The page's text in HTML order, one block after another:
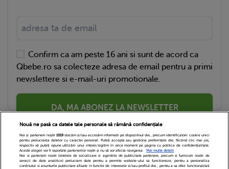
Confirm ca am peste 16 ani si sunt de acord ca
Qbebe.ro sa colecteze adresa de email pentru a primi
newslettere si e-mail-uri promotionale.
DA, MA ABONEZ LA NEWSLETTER
Nouă ne pasă ca datele tale personale să rămână confidențiale
Noi și partenerii noștri 1019stocăm și/sau accesăm informații pe dispozitivul dvs., precum identificatorii cookie unici
pentru prelucrarea datelor cu caracter personal. Puteți accepta sau gestiona preferințele dvs. făcând clic mai jos,
respectiv vă puteți opune utilizării unui interes legitim în orice moment pe pagina cu politica de confidențialitate.
Aceste alegeri vor fi raportate partenerilor noștri și nu vă vor afecta navigarea.
Mai multe detalii
Noi si partenerii nostri (retelele de socializare si agentiile de publicitate partenere, precum si furnizorii nostri de
servicii de date analitice) prelucram date pentru a permite website-ului sa functioneze, pentru a personaliza
continutul si anunturile publicitare afisate in functie de interesele si/sau profilul dvs., pentru a va oferi functionalitati